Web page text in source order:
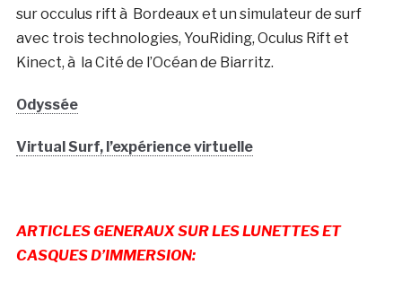
sur occulus rift à Bordeaux et un simulateur de surf
avec trois technologies, YouRiding, Oculus Rift et
Kinect, à la Cité de l’Océan de Biarritz.
Odyssée
Virtual Surf, l’expérience virtuelle
ARTICLES GENERAUX SUR LES LUNETTES ET
CASQUES D’IMMERSION: